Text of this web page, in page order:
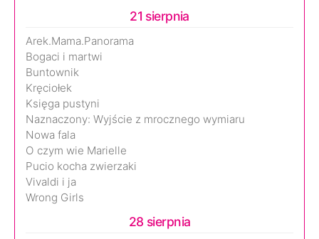
21 sierpnia
Arek.Mama.Panorama
Bogaci i martwi
Buntownik
Kręciołek
Księga pustyni
Naznaczony: Wyjście z mrocznego wymiaru
Nowa fala
O czym wie Marielle
Pucio kocha zwierzaki
Vivaldi i ja
Wrong Girls
28 sierpnia